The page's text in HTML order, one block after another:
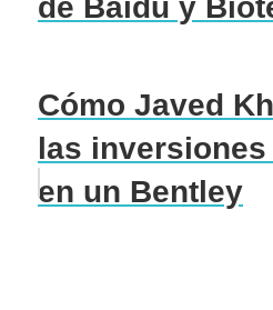
de Baidu y
Cómo Javed
las
en un Bentley